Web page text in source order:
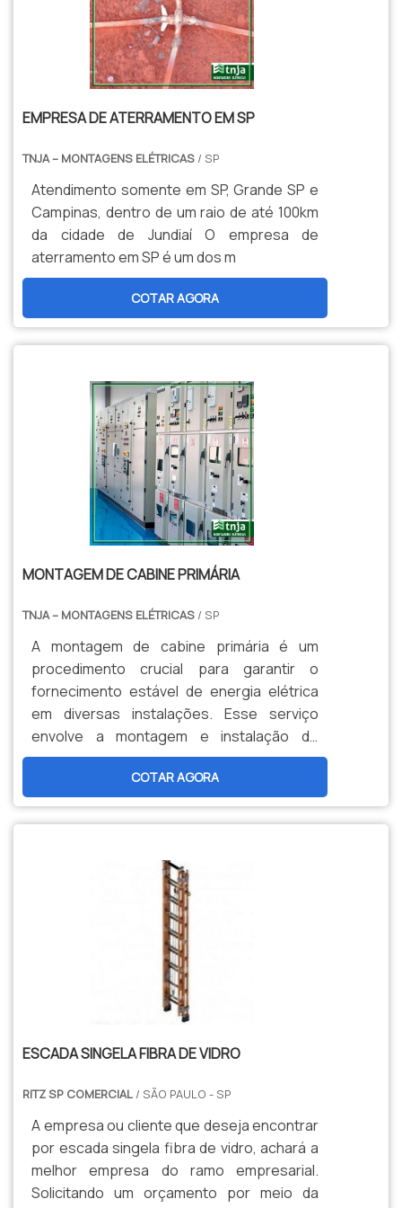
equipamentos.SISTEMA DE COMBATE A
INCÊNDIO E DEMAIS SERVIÇOS
PRESTADOSAlém da instalação e do
fornecimento do sistema, a Montag
Engenharia Elétrica também realiza
montagens elétricas industriais, painéis
primárias e sistemas de proteção contra
descargas atmosféricas e
aterramento.Solicite agora mesmo uma
cotação pelo portal Soluções Industriais..
EMPRESA DE ATERRAMENTO EM SP
TNJA – MONTAGENS ELÉTRICAS / SP
Atendimento somente em SP, Grande SP e
Campinas, dentro de um raio de até 100km
da cidade de Jundiaí O empresa de
aterramento em SP é um dos m
COTAR AGORA
MONTAGEM DE CABINE PRIMÁRIA
TNJA – MONTAGENS ELÉTRICAS / SP
A montagem de cabine primária é um
procedimento crucial para garantir o
fornecimento estável de energia elétrica
em diversas instalações. Esse serviço
envolve a montagem e instalação de
estruturas que abrigam equipamentos
elétricos essenciais, como
transformadores e disjuntores, para
receber e distribuir energia de forma
que demanda expertise e cuidado,
seguindo rigorosas normas e
regulamentos do setor elétrico.
COTAR AGORA
ESCADA SINGELA FIBRA DE VIDRO
RITZ SP COMERCIAL / SÃO PAULO - SP
A empresa ou cliente que deseja encontrar
por escada singela fibra de vidro, achará a
melhor empresa do ramo empresarial.
Solicitando um orçamento por meio da